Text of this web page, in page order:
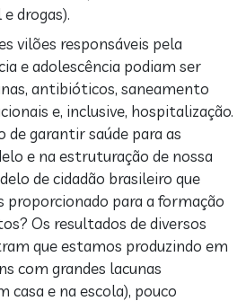
drogas).
vilões responsáveis pela
e adolescência podiam ser
antibióticos, saneamento
e, inclusive, hospitalização.
garantir saúde para as
e na estruturação de nossa
de cidadão brasileiro que
proporcionado para a formação
Os resultados de diversos
que estamos produzindo em
com grandes lacunas
casa e na escola), pouco